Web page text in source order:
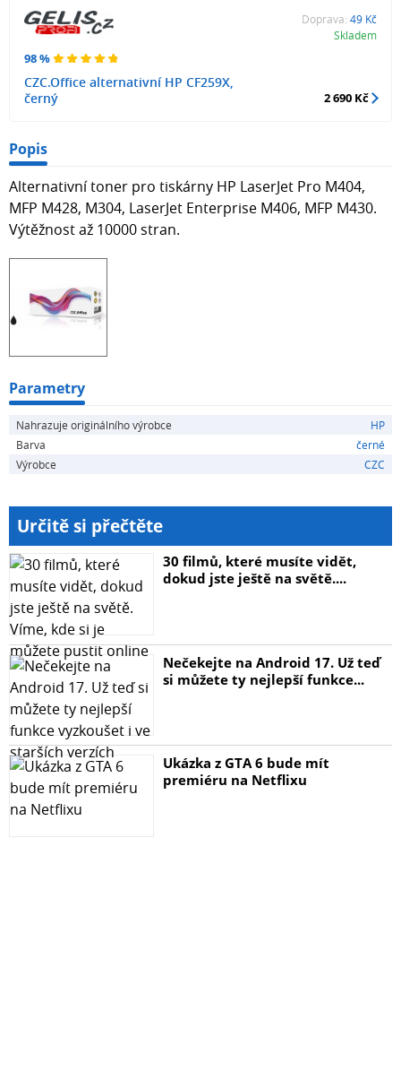
98 %
CZC.Office alternativní HP CF259X,
černý
Doprava: 49 Kč
Skladem
2 690 Kč
Popis
Alternativní toner pro tiskárny HP LaserJet Pro M404,
MFP M428, M304, LaserJet Enterprise M406, MFP M430.
Výtěžnost až 10000 stran.
Parametry
Nahrazuje originálního výrobce
HP
Barva
černé
Výrobce
CZC
Určitě si přečtěte
30 filmů, které musíte vidět,
dokud jste ještě na světě....
Nečekejte na Android 17. Už teď
si můžete ty nejlepší funkce...
Ukázka z GTA 6 bude mít
premiéru na Netflixu